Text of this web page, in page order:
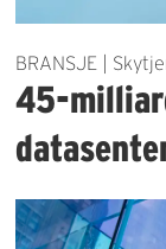
BRANSJE |
45-